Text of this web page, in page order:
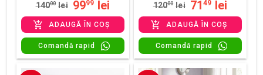
14000 lei 9999 lei
ADAUGĂ ÎN COȘ
Comandă rapid
12000 lei 71 49 lei
ADAUGĂ ÎN COȘ
Comandă rapid